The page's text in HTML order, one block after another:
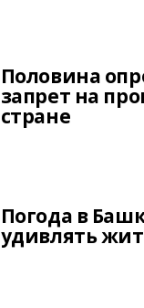
Половина
запрет на
стране
Погода в
удивлять